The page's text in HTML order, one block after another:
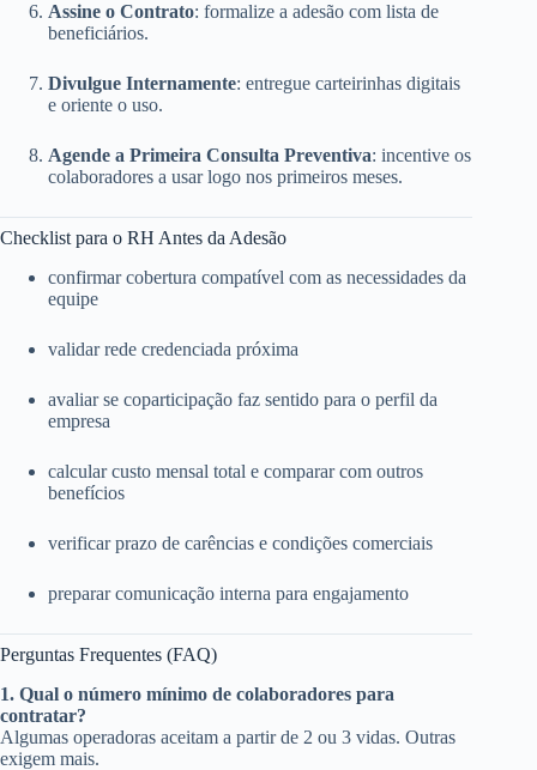
Assine o Contrato: formalize a adesão com lista de
beneficiários.
Divulgue Internamente: entregue carteirinhas digitais
e oriente o uso.
Agende a Primeira Consulta Preventiva: incentive os
colaboradores a usar logo nos primeiros meses.
Checklist para o RH Antes da Adesão
confirmar cobertura compatível com as necessidades da
equipe
validar rede credenciada próxima
avaliar se coparticipação faz sentido para o perfil da
empresa
calcular custo mensal total e comparar com outros
benefícios
verificar prazo de carências e condições comerciais
preparar comunicação interna para engajamento
Perguntas Frequentes (FAQ)
1. Qual o número mínimo de colaboradores para
contratar?
Algumas operadoras aceitam a partir de 2 ou 3 vidas. Outras
exigem mais.